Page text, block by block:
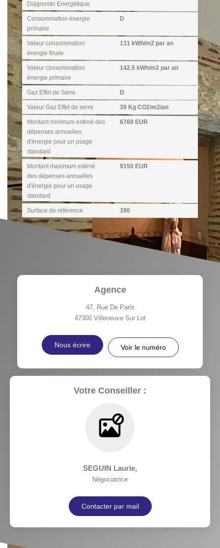
Diagnostic Energétique
Consommation énergie
primaire
D
Valeur consommation
énergie finale
131 kWh/m2 par an
Valeur consommation
énergie primaire
142.5 kWh/m2 par an
Gaz Effet de Serre D
Valeur Gaz Effet de serre 39 Kg CO2/m2/an
Montant minimum estimé des
dépenses annuelles
d'énergie pour un usage
standard
6760 EUR
Montant maximum estimé
des dépenses annuelles
d'énergie pour un usage
standard
9150 EUR
Surface de référence 390
Agence
47, Rue De Paris
47300 Villeneuve Sur Lot
Nous écrire Voir le numéro
Votre Conseiller :
SEGUIN Laurie,
Négociatrice
Contacter par mail